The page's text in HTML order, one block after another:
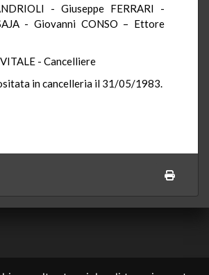
- Giuseppe FERRARI -
- Giovanni CONSO – Ettore
- Cancelliere
in cancelleria il 31/05/1983.